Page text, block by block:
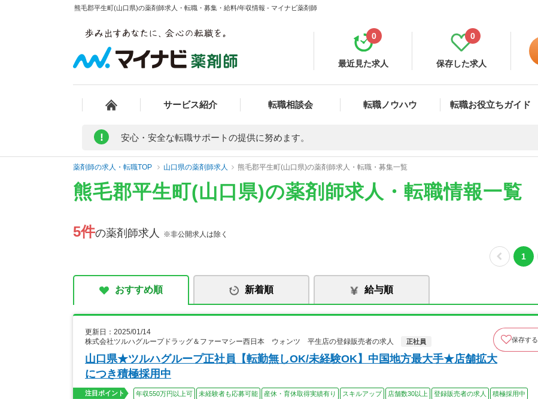
熊毛郡平生町(山口県)の薬剤師求人・転職・募集・給料/年収情報 - マイナビ薬剤師
最近見た求人
0
保存した求人
0
サービス紹介 転職相談会 転職ノウハウ 転職お役立ちガイド
! 安心・安全な転職サポートの提供に努めます。
薬剤師の求人・転職TOP 山口県の薬剤師求人 熊毛郡平生町(山口県)の薬剤師求人・転職・募集一覧
熊毛郡平生町(山口県)の薬剤師求人・転職情報一覧
5件の薬剤師求人 ※非公開求人は除く
1
おすすめ順 新着順 給与順
更新日：2025/01/14
株式会社ツルハグループドラッグ＆ファーマシー西日本 ウォンツ 平生店の登録販売者の求人
正社員 保存する
山口県★ツルハグループ正社員【転勤無しOK/未経験OK】中国地方最大手★店舗拡大
につき積極採用中
注目ポイント 年収550万円以上可 未経験者も応募可能 産休・育休取得実績有り スキルアップ 店舗数30以上 登録販売者の求人 積極採用中